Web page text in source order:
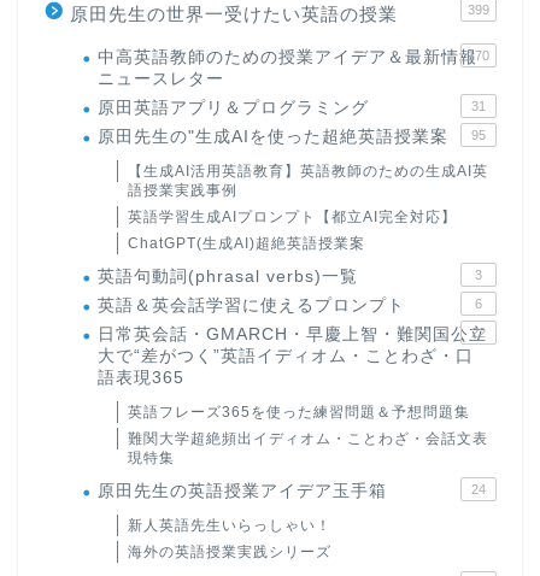
原田先生の世界一受けたい英語の授業 399
中高英語教師のための授業アイデア＆最新情報
ニュースレター
170
原田英語アプリ＆プログラミング 31
原田先生の"生成AIを使った超絶英語授業案 95
【生成AI活用英語教育】英語教師のための生成AI英
語授業実践事例
英語学習生成AIプロンプト【都立AI完全対応】
ChatGPT(生成AI)超絶英語授業案
英語句動詞(phrasal verbs)一覧 3
英語＆英会話学習に使えるプロンプト 6
日常英会話・GMARCH・早慶上智・難関国公立
大で“差がつく”英語イディオム・ことわざ・口
語表現365
22
英語フレーズ365を使った練習問題＆予想問題集
難関大学超絶頻出イディオム・ことわざ・会話文表
現特集
原田先生の英語授業アイデア玉手箱 24
新人英語先生いらっしゃい！
海外の英語授業実践シリーズ